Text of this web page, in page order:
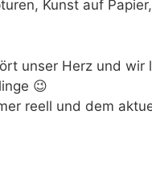
Kunst auf
unser Herz und
😉
reell und dem